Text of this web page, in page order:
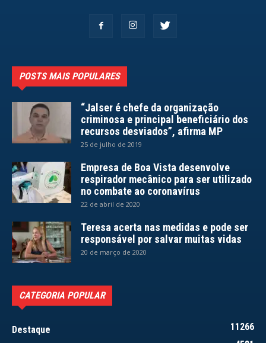
POSTS MAIS POPULARES
“Jalser é chefe da organização
criminosa e principal beneficiário dos
recursos desviados”, afirma MP
25 de julho de 2019
Empresa de Boa Vista desenvolve
respirador mecânico para ser utilizado
no combate ao coronavírus
22 de abril de 2020
Teresa acerta nas medidas e pode ser
responsável por salvar muitas vidas
20 de março de 2020
CATEGORIA POPULAR
Destaque
11266